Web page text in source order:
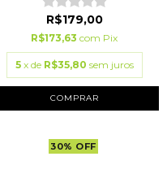
R$179,00
R$173,63 com Pix
5 x de R$35,80 sem juros
COMPRAR
30% OFF